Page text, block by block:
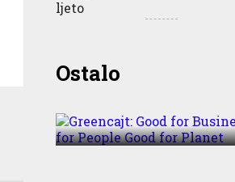
OstaloGreencajt: Good
Business Good for